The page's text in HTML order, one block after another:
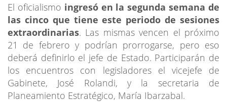
El oficialismo ingresó en la segunda semana de
las cinco que tiene este periodo de sesiones
extraordinarias. Las mismas vencen el próximo
21 de febrero y podrían prorrogarse, pero eso
deberá definirlo el jefe de Estado. Participarán de
los encuentros con legisladores el vicejefe de
Gabinete, José Rolandi, y la secretaria de
Planeamiento Estratégico, María Ibarzabal.